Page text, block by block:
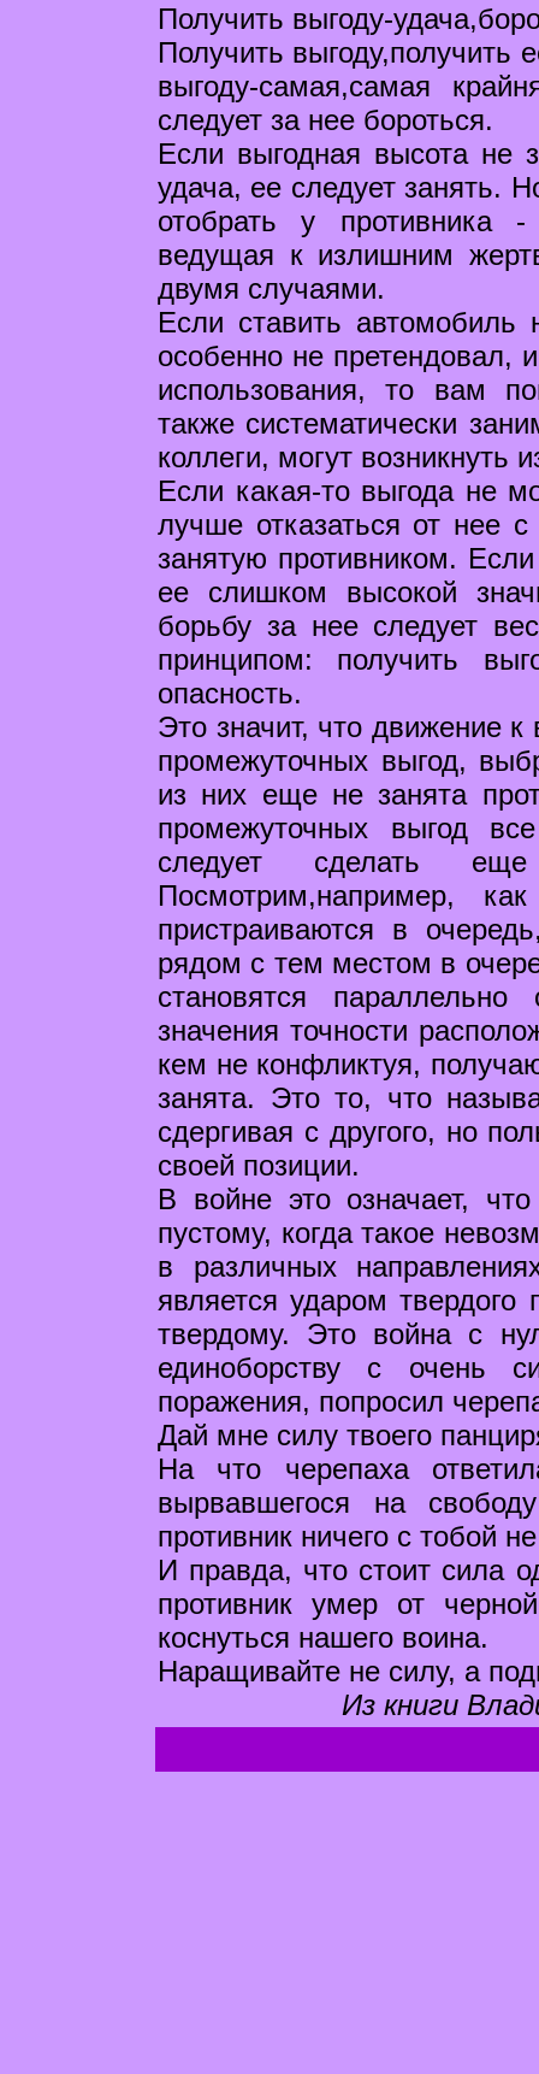
Получить выгоду-
Получить выгоду,получить
выгоду-самая,самая
следует за нее бороться.
Если выгодная высота не
удача, ее следует занять.
отобрать у противника
ведущая к излишним
двумя случаями.
Если ставить автомобиль
особенно не претендовал,
использования, то вам
также систематически
коллеги, могут возникнуть
Если какая-то выгода не
лучше отказаться от нее
занятую противником.
ее слишком высокой
борьбу за нее следует
принципом: получить
опасность.
Это значит, что движение
промежуточных выгод,
из них еще не занята
промежуточных выгод
следует сделать
Посмотрим,например,
пристраиваются в
рядом с тем местом в
становятся
значения точности
кем не конфликтуя,
занята. Это то, что
сдергивая с другого, но
своей позиции.
В войне это означает,
пустому, когда такое
в различных
является ударом
твердому. Это война с
единоборству с очень
поражения, попросил
Дай мне силу твоего
На что черепаха
вырвавшегося на
противник ничего с тобой
И правда, что стоит сила
противник умер от
коснуться нашего воина.
Наращивайте не силу, а
Из книги